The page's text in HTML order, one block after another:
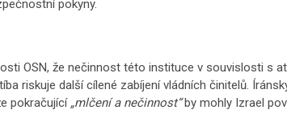
pokyny.
OSN, že nečinnost této instituce v souvislosti s
riskuje další cílené zabíjení vládních činitelů.
pokračující „mlčení a nečinnost“by mohly Izrael